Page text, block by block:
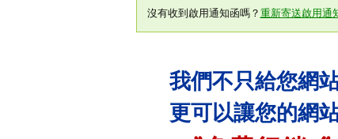
沒有收到啟用通知函嗎？ 重新寄送啟用通
我們不只給您網
更可以讓您的網